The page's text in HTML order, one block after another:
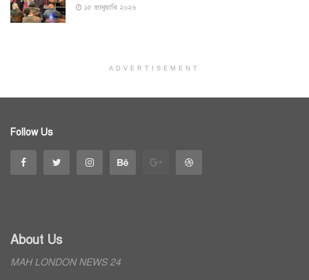
১৫ জানুয়ারি ২০২৬
ADVERTISEMENT
Follow Us
About Us
MAH LONDON NEWS 24